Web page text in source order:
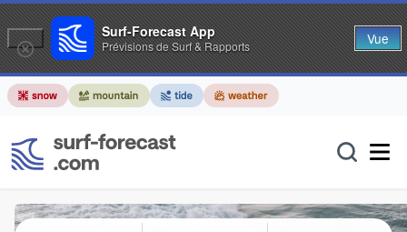
Surf-Forecast App
Prévisions de Surf & Rapports Vue